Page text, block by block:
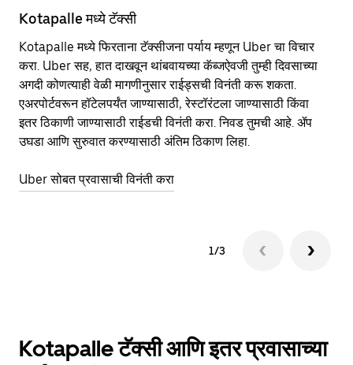
Kotapalle मध्ये टॅक्सी
Kotapalle मध्ये फिरताना टॅक्सीजना पर्याय म्हणून Uber चा विचार
करा. Uber सह, हात दाखवून थांबवायच्या कॅब्जऐवजी तुम्ही दिवसाच्या
अगदी कोणत्याही वेळी मागणीनुसार राईड्सची विनंती करू शकता.
एअरपोर्टवरून हॉटेलपर्यंत जाण्यासाठी, रेस्टॉरंटला जाण्यासाठी किंवा
इतर‍ ठिकाणी जाण्यासाठी राईडची विनंती करा. निवड तुमची आहे. ॲप
उघडा आणि सुरुवात करण्यासाठी अंतिम ठिकाण लिहा.
Uber सोबत प्रवासाची विनंती करा
1/3
Kotapalle टॅक्सी आणि इतर प्रवासाच्या